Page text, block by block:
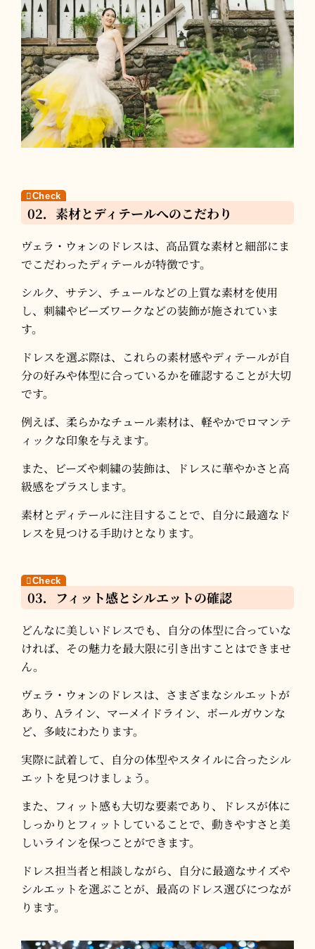
02．素材とディテールへのこだわり
ヴェラ・ウォンのドレスは、高品質な素材と細部にま
でこだわったディテールが特徴です。​
シルク、サテン、チュールなどの上質な素材を使用
し、刺繍やビーズワークなどの装飾が施されていま
す。​
ドレスを選ぶ際は、これらの素材感やディテールが自
分の好みや体型に合っているかを確認することが大切
です。​
例えば、柔らかなチュール素材は、軽やかでロマンテ
ィックな印象を与えます。​
また、ビーズや刺繍の装飾は、ドレスに華やかさと高
級感をプラスします。
​素材とディテールに注目することで、自分に最適なド
レスを見つける手助けとなります。
03．フィット感とシルエットの確認
どんなに美しいドレスでも、自分の体型に合っていな
ければ、その魅力を最大限に引き出すことはできませ
ん。​
ヴェラ・ウォンのドレスは、さまざまなシルエットが
あり、Aライン、マーメイドライン、ボールガウンな
ど、多岐にわたります。​
実際に試着して、自分の体型やスタイルに合ったシル
エットを見つけましょう。
​また、フィット感も大切な要素であり、ドレスが体に
しっかりとフィットしていることで、動きやすさと美
しいラインを保つことができます。​
ドレス担当者と相談しながら、自分に最適なサイズや
シルエットを選ぶことが、最高のドレス選びにつなが
ります。